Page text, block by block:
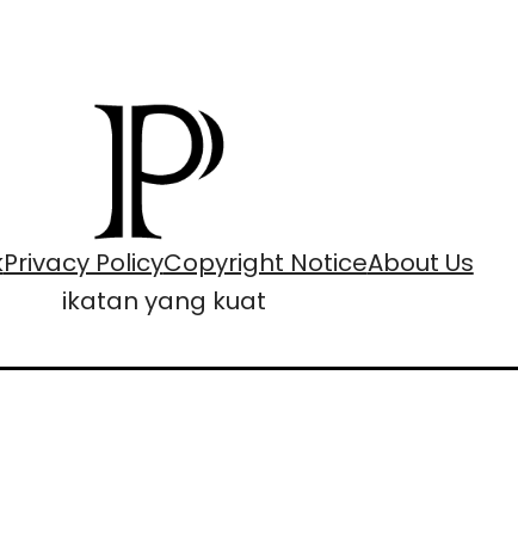
Privacy PolicyCopyright NoticeAbout Us
ikatan yang kuat